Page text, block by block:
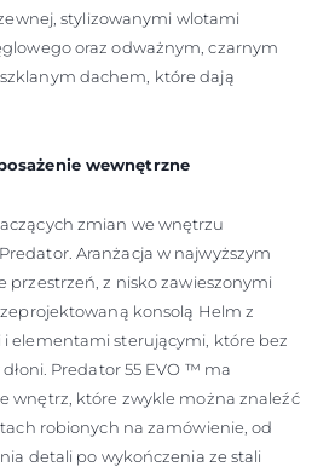
stylizowanymi wlotami
oraz odważnym, czarnym
dachem, które dają
wewnętrzne
zmian we wnętrzu
Aranżacja w najwyższym
z nisko zawieszonymi
konsolą Helm z
elementami sterującymi, które bez
Predator 55 EVO ™ ma
wnętrz, które zwykle można znaleźć
robionych na zamówienie, od
detali po wykończenia ze stali